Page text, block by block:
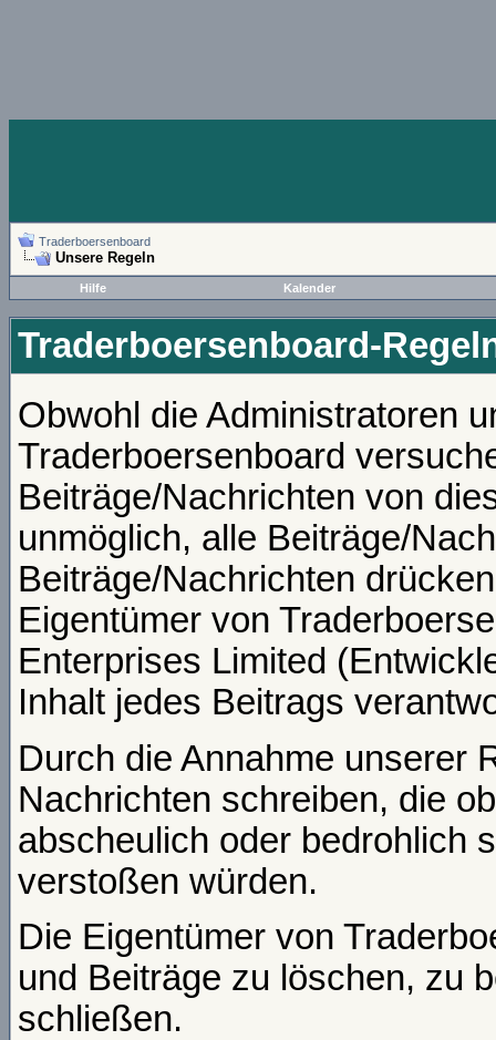
Traderboersenboard
Unsere Regeln
Hilfe Kalender
Traderboersenboard-
Obwohl die Administratoren
Traderboersenboard
Beiträge/Nachrichten von
unmöglich, alle Beiträge/
Beiträge/Nachrichten
Eigentümer von
Enterprises Limited
Inhalt jedes Beitrags
Durch die Annahme unserer
Nachrichten schreiben, die
abscheulich oder bedrohlich
verstoßen würden.
Die Eigentümer von
und Beiträge zu löschen, zu
schließen.